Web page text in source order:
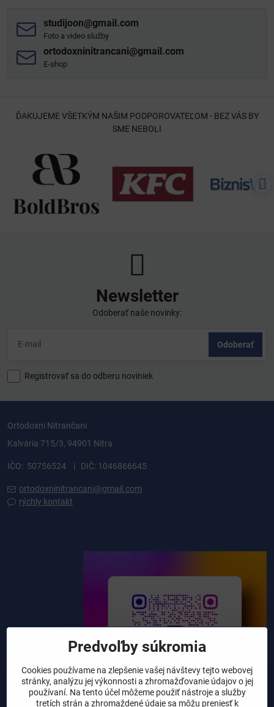
studijoon​@gmail​.com
Foto a video služby
ortodoxninitrancani​@gmail​.com
E-shop
ĎAKUJEME VŠETKÝM NAŠIM PODPOROVATEĽOM - BEZ VÁS BY
SME NEBOLI
Newsletter
Odoberať naše novinky:
Odoberať
Registrovať sa do odberu noviniek
Ortodoxní Nitrančani
Kalvária 715/3, 94901 Nitra
IČO: 50756524 | DIČ: 1046866645
ortodoxninitrancani@gmail.com
rýchly kontakt
Predvoľby súkromia
Cookies používame na zlepšenie vašej návštevy tejto webovej
stránky, analýzu jej výkonnosti a zhromažďovanie údajov o jej
používaní. Na tento účel môžeme použiť nástroje a služby
tretích strán a zhromaždené údaje sa môžu preniesť k